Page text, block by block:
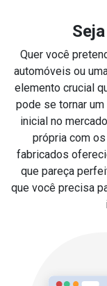
Quer você
automóveis ou
elemento crucial
pode se tornar
inicial no
própria com
fabricados
que pareça
que você precisa